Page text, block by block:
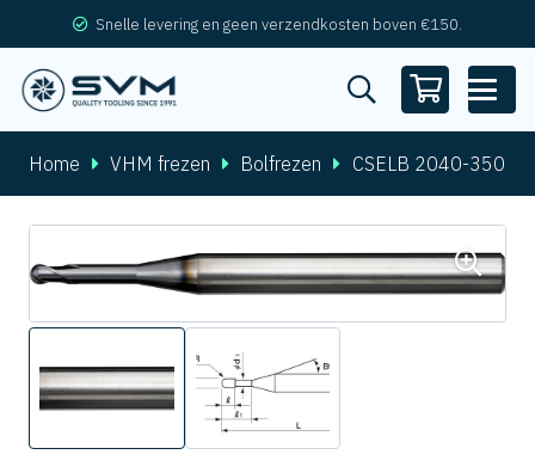
Snelle levering en geen verzendkosten boven €150.
Home VHM frezen Bolfrezen CSELB 2040-350